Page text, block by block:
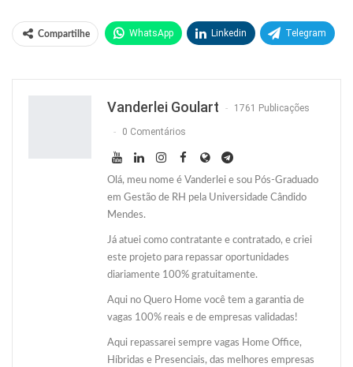
Compartilhe WhatsApp Linkedin Telegram
Vanderlei Goulart 1761 Publicações
0 Comentários
Olá, meu nome é Vanderlei e sou Pós-Graduado
em Gestão de RH pela Universidade Cândido
Mendes.
Já atuei como contratante e contratado, e criei
este projeto para repassar oportunidades
diariamente 100% gratuitamente.
Aqui no Quero Home você tem a garantia de
vagas 100% reais e de empresas validadas!
Aqui repassarei sempre vagas Home Office,
Híbridas e Presenciais, das melhores empresas